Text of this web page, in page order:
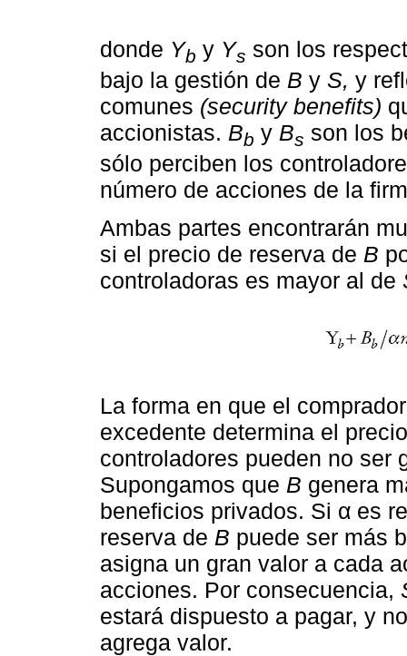
donde Yb y Ys son los
bajo la gestión de B y S, y
comunes (security benefits)
accionistas. Bb y Bs son los
sólo perciben los
número de acciones de la
Ambas partes encontrarán
si el precio de reserva de B
controladoras es mayor al de
La forma en que el
excedente determina el
controladores pueden no ser
Supongamos que B genera
beneficios privados. Si α es
reserva de B puede ser más
asigna un gran valor a cada
acciones. Por consecuencia,
estará dispuesto a pagar, y
agrega valor.